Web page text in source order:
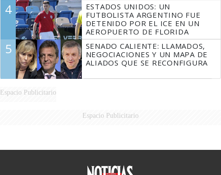
4
ESTADOS UNIDOS: UN
FUTBOLISTA ARGENTINO FUE
DETENIDO POR EL ICE EN UN
AEROPUERTO DE FLORIDA
5
SENADO CALIENTE: LLAMADOS,
NEGOCIACIONES Y UN MAPA DE
ALIADOS QUE SE RECONFIGURA
Espacio Publicitario
Espacio Publicitario